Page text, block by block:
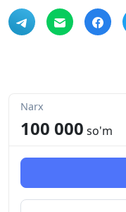
Narx
100 000 so'm